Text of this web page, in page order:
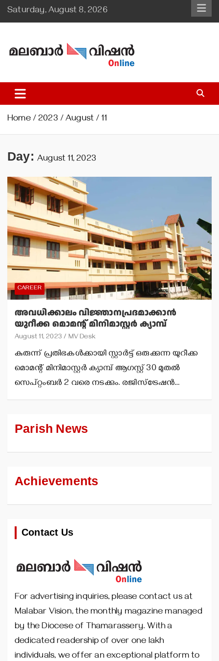
Skip
to
Saturday, August 8, 2026
Malabar Vision Online
Illuminating Diocesan News with Divine Clarity.
Home 2023 August 11
Day: August 11, 2023
CAREER
അവധിക്കാലം വിജ്ഞാനപ്രദമാക്കാന്‍
യുറീക്ക മൊമന്റ് മിനിമാസ്റ്റര്‍ ക്യാമ്പ്
August 11, 2023 MV Desk
കുരുന്ന് പ്രതിഭകള്‍ക്കായി സ്റ്റാര്‍ട്ട് ഒരുക്കുന്ന യുറീക്ക
മൊമന്റ് മിനിമാസ്റ്റര്‍ ക്യാമ്പ് ആഗസ്റ്റ് 30 മുതല്‍
സെപ്റ്റംബര്‍ 2 വരെ നടക്കും. രജിസ്‌ട്രേഷന്‍…
Parish News
Achievements
Contact Us
For advertising inquiries, please contact us at
Malabar Vision, the monthly magazine managed
by the Diocese of Thamarassery. With a
dedicated readership of over one lakh
individuals, we offer an exceptional platform to